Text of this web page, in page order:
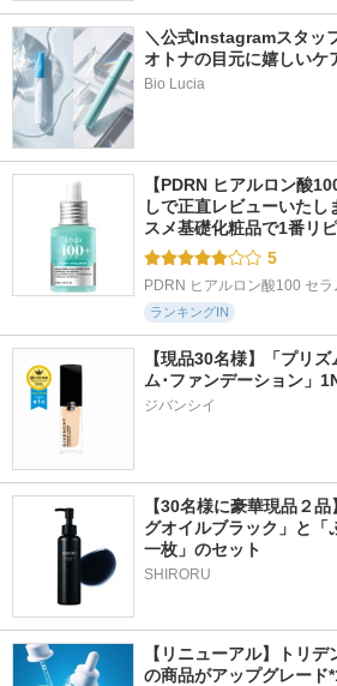
＼公式Instagramスタッ
オトナの目元に嬉しいケ
Bio Lucia
【PDRN ヒアルロン酸
しで正直レビューいたし
スメ基礎化粧品で1番リ
5
PDRN ヒアルロン酸100 セラ
ランキングIN
【現品30名様】「プリ
ジバンシイ
【30名様に豪華現品２
グオイルブラック」と「
一枚」のセット
SHIRORU
【リニューアル】トリ
の商品がアップグレー